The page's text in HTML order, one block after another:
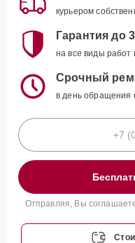
курьером
Гарантия до
на все виды работ
Срочный
в день обращения
Отправляя, Вы